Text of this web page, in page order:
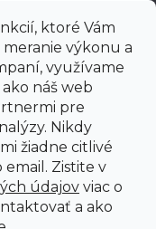
ktoré Vám
výkonu a
využívame
náš web
pre
Nikdy
žiadne citlivé
Zistite v
údajov viac o
a ako